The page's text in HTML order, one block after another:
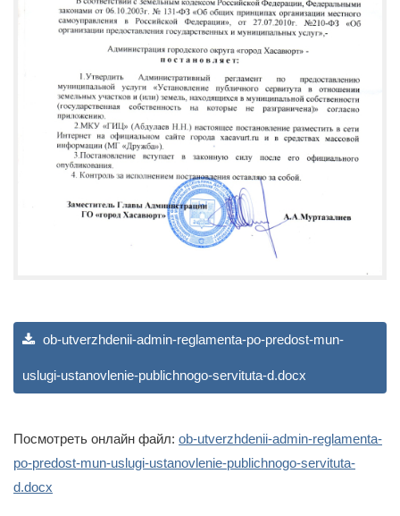
ob-utverzhdenii-admin-reglamenta-po-predost-mun-
uslugi-ustanovlenie-publichnogo-servituta-d.docx
Посмотреть онлайн файл: ob-utverzhdenii-admin-reglamenta-
po-predost-mun-uslugi-ustanovlenie-publichnogo-servituta-
d.docx